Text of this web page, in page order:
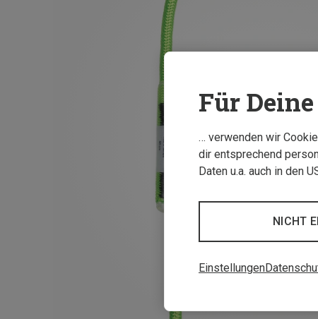
Für
… verwenden wir
dir entsprechend
Daten u.a. auch in den
NICHT
Einstellungen